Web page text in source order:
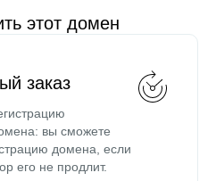
этот домен
заказ
вы сможете
домена, если
его не продлит.